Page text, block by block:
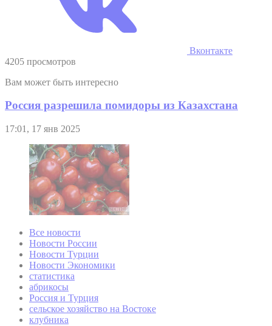
Вконтакте
4205 просмотров
Вам может быть интересно
Россия разрешила помидоры из Казахстана
17:01, 17 янв 2025
Все новости
Новости России
Новости Турции
Новости Экономики
статистика
абрикосы
Россия и Турция
сельское хозяйство на Востоке
клубника